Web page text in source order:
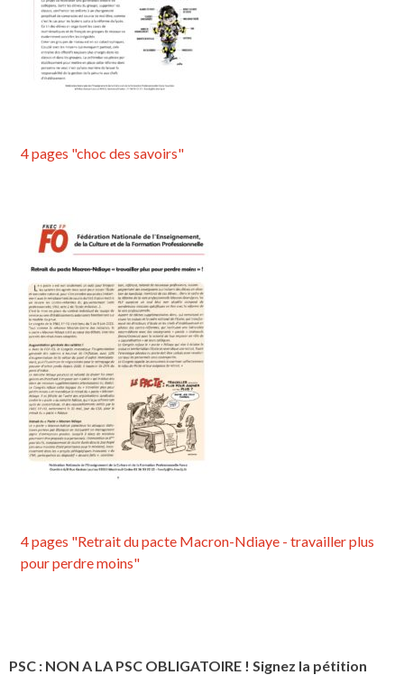
4 pages "choc des savoirs"
4 pages "Retrait du pacte Macron-Ndiaye - travailler plus
pour perdre moins"
PSC : NON A LA PSC OBLIGATOIRE ! Signez la pétition